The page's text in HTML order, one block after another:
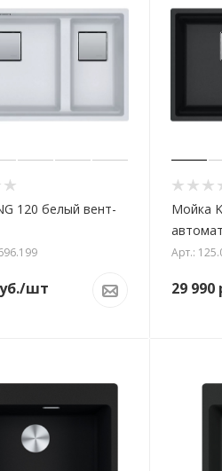
120 белый вент-
/шт
Мойка
автомат
Арт.:
29 990